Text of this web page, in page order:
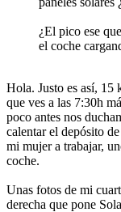
¿El pico ese
el coche
Hola. Justo es así, 15
que ves a las 7:30h
poco antes nos
calentar el depósito
mi mujer a trabajar,
coche.
Unas fotos de mi
derecha que pone